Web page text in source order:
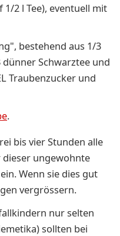
1/2 l Tee), eventuell mit
bestehend aus 1/3
Schwarztee und
Traubenzucker und
.
bis vier Stunden alle
ungewohnte
Wenn sie dies gut
vergrössern.
nur selten
sollten bei